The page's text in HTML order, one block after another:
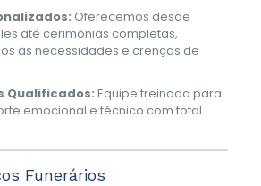
Oferecemos desde
até cerimônias completas,
às necessidades e crenças de
Qualificados: Equipe treinada para
emocional e técnico com total
Funerários